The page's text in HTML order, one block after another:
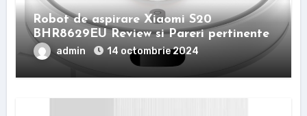
Robot de aspirare Xiaomi S20
BHR8629EU Review si Pareri pertinente
admin 14 octombrie 2024